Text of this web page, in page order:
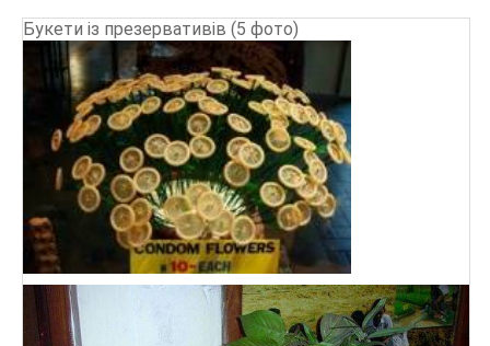
Sico
Innotex
Masculan
Luxe
Гусарські
Lifestyles
Durex
Vizit
Contex
Букети із презервативів (5 фото)